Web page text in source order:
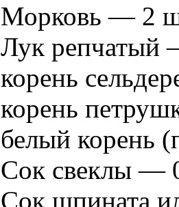
Морковь — 2
Лук репчатый
корень
корень
белый корень
Сок свеклы —
Сок шпината